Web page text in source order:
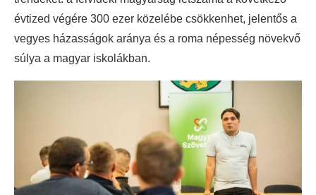
évtized végére 300 ezer közelébe csökkenhet, jelentős a
vegyes házasságok aránya és a roma népesség növekvő
súlya a magyar iskolákban.